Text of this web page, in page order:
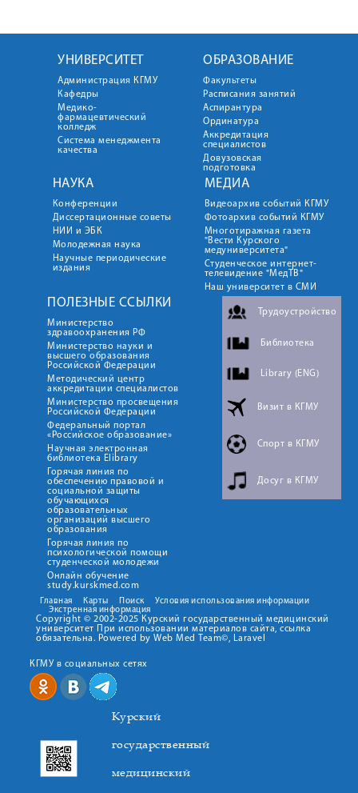
УНИВЕРСИТЕТ
Администрация КГМУ
Кафедры
Медико-
фармацевтический
колледж
Система менеджмента
качества
ОБРАЗОВАНИЕ
Факультеты
Расписания занятий
Аспирантура
Ординатура
Аккредитация
специалистов
Довузовская
подготовка
НАУКА
Конференции
Диссертационные советы
НИИ и ЭБК
Молодежная наука
Научные периодические
издания
МЕДИА
Видеоархив событий КГМУ
Фотоархив событий КГМУ
Многотиражная газета
"Вести Курского
медуниверситета"
Студенческое интернет-
телевидение "МедТВ"
Наш университет в СМИ
ПОЛЕЗНЫЕ ССЫЛКИ
Министерство
здравоохранения РФ
Министерство науки и
высшего образования
Российской Федерации
Методический центр
аккредитации специалистов
Министерство просвещения
Российской Федерации
Федеральный портал
«Российское образование»
Научная электронная
библиотека Elibrary
Горячая линия по
обеспечению правовой и
социальной защиты
обучающихся
образовательных
организаций высшего
образования
Горячая линия по
психологической помощи
студенческой молодежи
Онлайн обучение
study.kurskmed.com
Трудоустройство
Библиотека
Library (ENG)
Визит в КГМУ
Спорт в КГМУ
Досуг в КГМУ
Главная Карты Поиск
Условия использования информации
Экстренная информация
Copyright © 2002-2025 Курский государственный медицинский
университет При использовании материалов сайта, ссылка
обязательна. Powered by Web Med Team©, Laravel
КГМУ в социальных сетях
Курский
государственный
медицинский